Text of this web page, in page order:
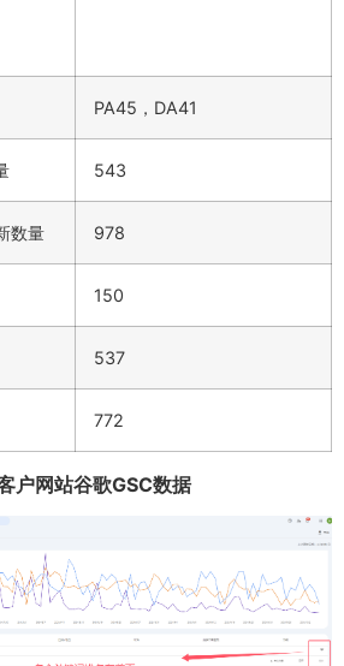
PA45，DA41
543
数量 978
150
537
772
户网站谷歌GSC数据